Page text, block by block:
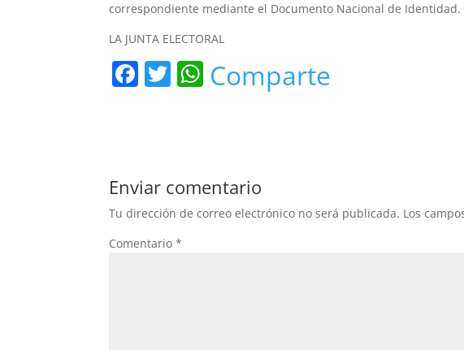
correspondiente mediante el Documento Nacional de Identidad.
LA JUNTA ELECTORAL
F
b
o
o
k
T W
A
p
p
Comparte
Enviar comentario
Tu dirección de correo electrónico no será publicada. Los
Comentario*